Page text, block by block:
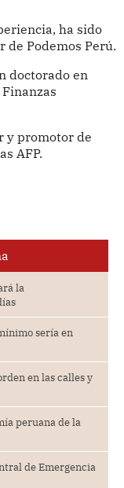
ha sido
de Podemos Perú.
doctorado en
y promotor de
AFP.
la
sería en
en las calles y
peruana de la
de Emergencia